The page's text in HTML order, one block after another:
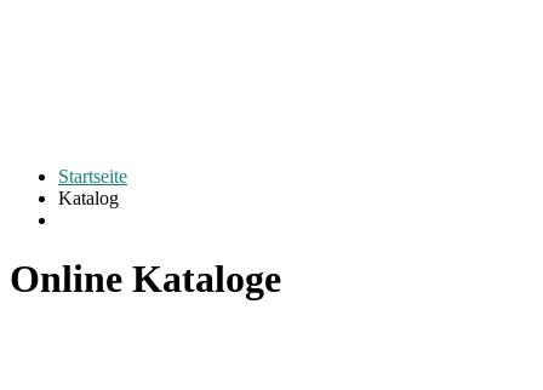
Startseite
Katalog
Online Kataloge